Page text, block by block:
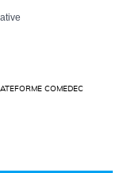
COMEDEC